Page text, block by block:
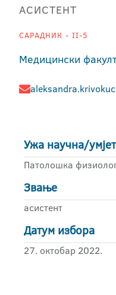
АСИСТЕНТ
САРАДНИК - II-5
Медицински
Ужа научна/
Патолошка
Звање
асистент
Датум избора
27. октобар 2022.